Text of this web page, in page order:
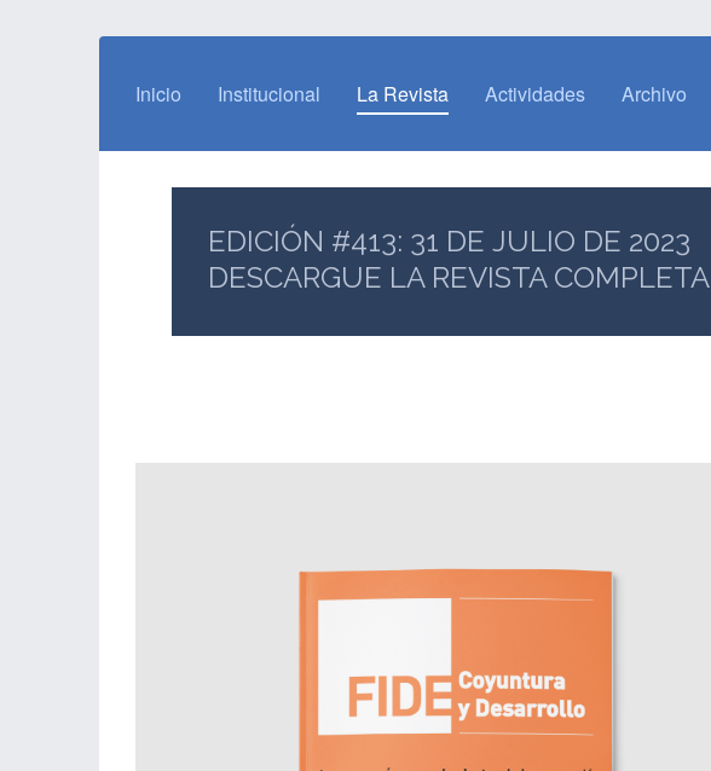
Inicio Institucional La Revista Actividades Archivo
EDICIÓN #413: 31 DE JULIO DE 2023
DESCARGUE LA REVISTA COMPLETA